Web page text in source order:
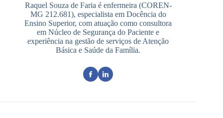
Raquel Souza de Faria é enfermeira (COREN-
MG 212.681), especialista em Docência do
Ensino Superior, com atuação como consultora
em Núcleo de Segurança do Paciente e
experiência na gestão de serviços de Atenção
Básica e Saúde da Família.